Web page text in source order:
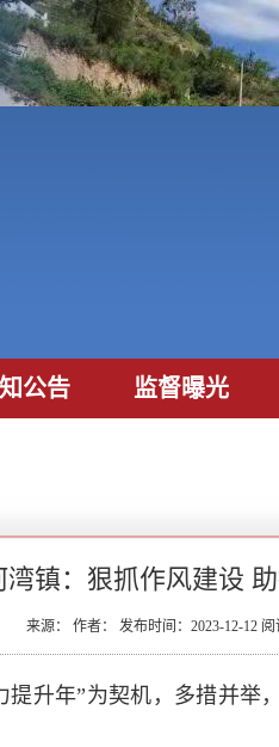
公告 监督曝光
湾镇：狠抓作风建设
来源： 作者： 发布时间：2023-12-12 阅
升年”为契机，多措并举